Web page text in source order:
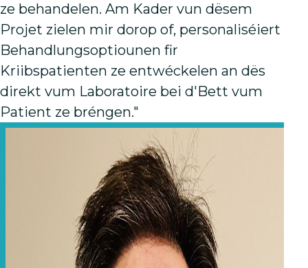
ze behandelen. Am Kader vun dësem
Projet zielen mir dorop of, personaliséiert
Behandlungsoptiounen fir
Kriibspatienten ze entwéckelen an dës
direkt vum Laboratoire bei d'Bett vum
Patient ze bréngen."